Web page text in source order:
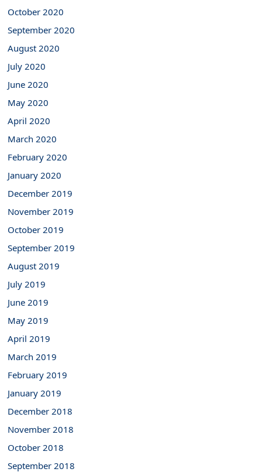
October 2020
September 2020
August 2020
July 2020
June 2020
May 2020
April 2020
March 2020
February 2020
January 2020
December 2019
November 2019
October 2019
September 2019
August 2019
July 2019
June 2019
May 2019
April 2019
March 2019
February 2019
January 2019
December 2018
November 2018
October 2018
September 2018